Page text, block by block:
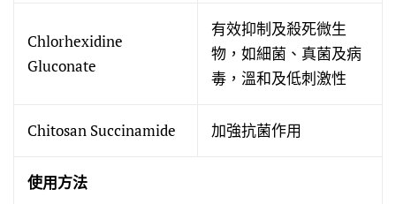
Chlorhexidine
Gluconate
有效抑制及殺死微生
物，如細菌、真菌及病
毒，溫和及低刺激性
Chitosan Succinamide 加強抗菌作用
使用方法